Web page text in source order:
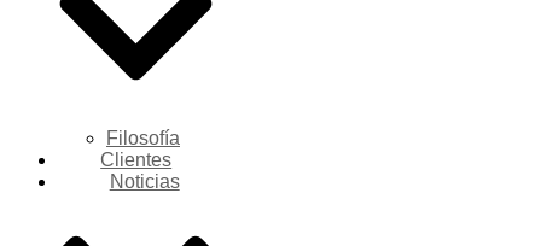
Filosofía
Clientes
Noticias